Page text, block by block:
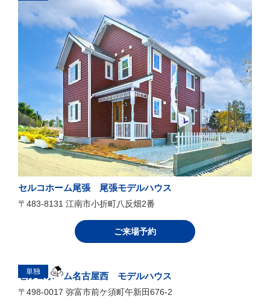
セルコホーム尾張 尾張モデルハウス
〒483-8131 江南市小折町八反畑2番
ご来場予約
単独